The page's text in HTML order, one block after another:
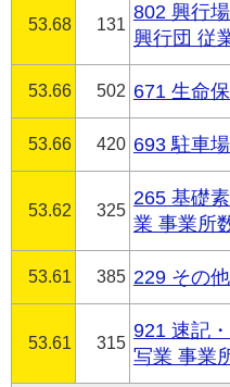
53.68 131
802 興行
興行団 従
53.66 502 671 生命
53.66 420 693 駐車
53.62 325
265 基礎
業 事業所
53.61 385 229 その
53.61 315
921 速記
写業 事業